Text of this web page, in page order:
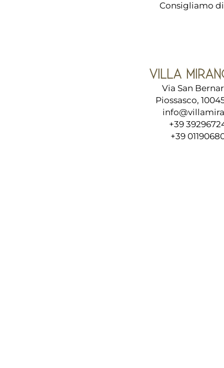
Consigliamo
VILLA
Via San
Piossasco,
+39
+39